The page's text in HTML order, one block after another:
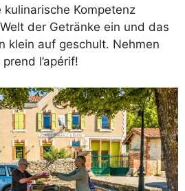
Kompetenz
der Getränke ein und das
klein auf geschult. Nehmen
l’apérif!